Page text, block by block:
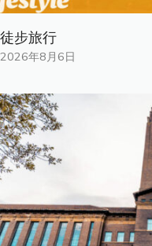
徒步旅行
2026年8月6日